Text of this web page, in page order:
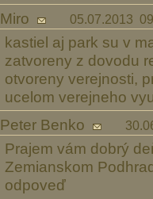
Miro
05.07.2013
kastiel aj park su v
zatvoreny z dovodu
otvoreny verejnosti,
ucelom verejneho
Peter Benko
Prajem vám dobrý
Zemianskom
odpoveď